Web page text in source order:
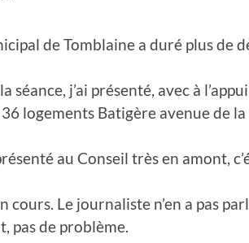
de Tomblaine a duré plus de
séance, j’ai présenté, avec à
logements Batigère avenue de
au Conseil très en amont,
cours. Le journaliste n’en a pas
pas de problème.